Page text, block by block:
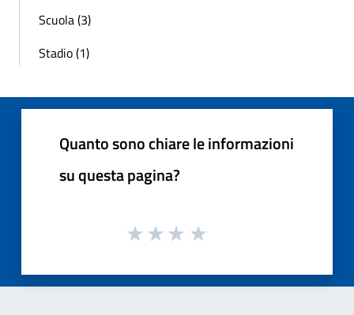
Scuola (3)
Stadio (1)
Quanto sono chiare le informazioni
su questa pagina?